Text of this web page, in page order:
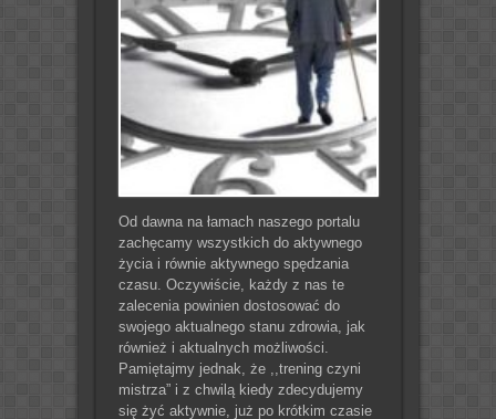
Od dawna na łamach naszego portalu
zachęcamy wszystkich do aktywnego
życia i równie aktywnego spędzania
czasu. Oczywiście, każdy z nas te
zalecenia powinien dostosować do
swojego aktualnego stanu zdrowia, jak
również i aktualnych możliwości.
Pamiętajmy jednak, że ,,trening czyni
mistrza” i z chwilą kiedy zdecydujemy
się żyć aktywnie, już po krótkim czasie